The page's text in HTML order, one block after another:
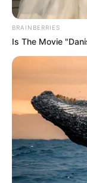
BRAINBERRIES
Is The Movie